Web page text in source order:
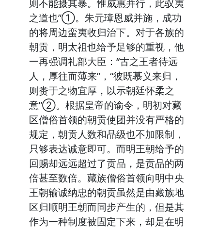
则不能摄其暴。惟威惠并行，此驭夷
之道也”①。朱元璋恩威并施，成功
的将周边蛮夷收归治下。对于各族的
朝贡，明太祖也给予足够的重视，他
一再强调礼部大臣：“古之王者待远
人，厚往而薄来”，“彼既慕义来归，
则赉于之物宜厚，以示朝廷怀柔之
意”②。根据皇帝的谕令，明初对藏
区僧俗首领的朝贡使团并没有严格的
规定，朝贡人数和品级也不加限制，
只够表达诚意即可。而明王朝给予的
回赐却远远超过了贡品，是贡品的两
倍甚至数倍。藏族僧俗首领向明中央
王朝输诚纳忠的朝贡虽然是由藏族地
区归顺明王朝而同步产生的，但是其
作为一种制度被固定下来，却是在明